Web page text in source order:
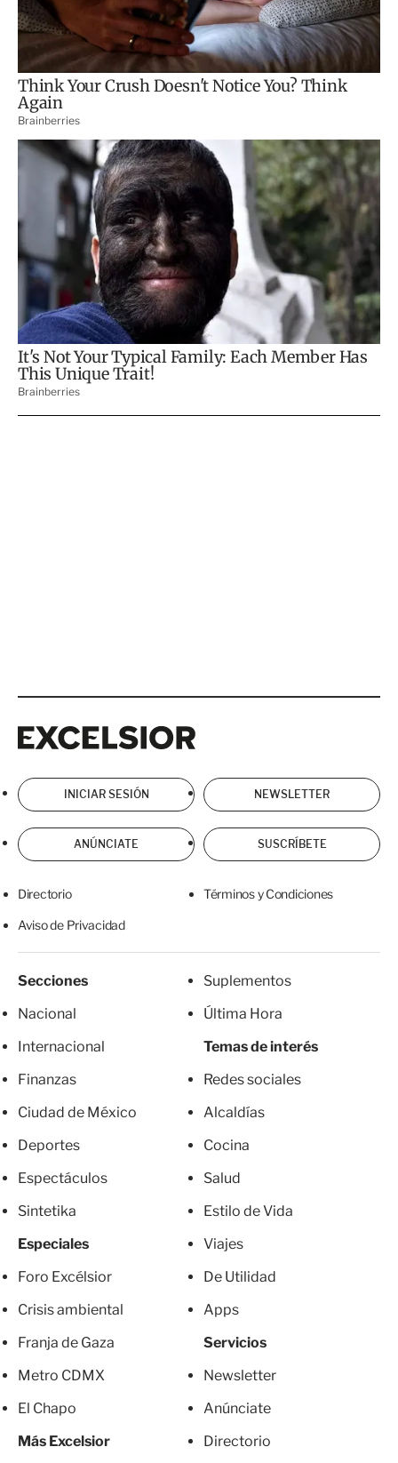
INICIAR SESIÓN NEWSLETTER
ANÚNCIATE SUSCRÍBETE
Directorio Términos y Condiciones
Aviso de Privacidad
Secciones
Nacional
Internacional
Finanzas
Ciudad de México
Deportes
Espectáculos
Sintetika
Especiales
Foro Excélsior
Crisis ambiental
Franja de Gaza
Metro CDMX
El Chapo
Más Excelsior
Suplementos
Última Hora
Temas de interés
Redes sociales
Alcaldías
Cocina
Salud
Estilo de Vida
Viajes
De Utilidad
Apps
Servicios
Newsletter
Anúnciate
Directorio